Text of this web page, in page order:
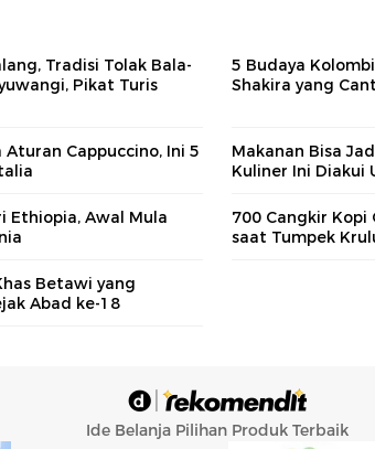
Tradisi Tolak Bala-
Pikat Turis
5 Budaya
Shakira yang
Aturan Cappuccino, Ini 5
Makanan Bisa
Kuliner Ini Diakui
Ethiopia, Awal Mula
700 Cangkir Kopi
saat Tumpek
Betawi yang
Abad ke-18